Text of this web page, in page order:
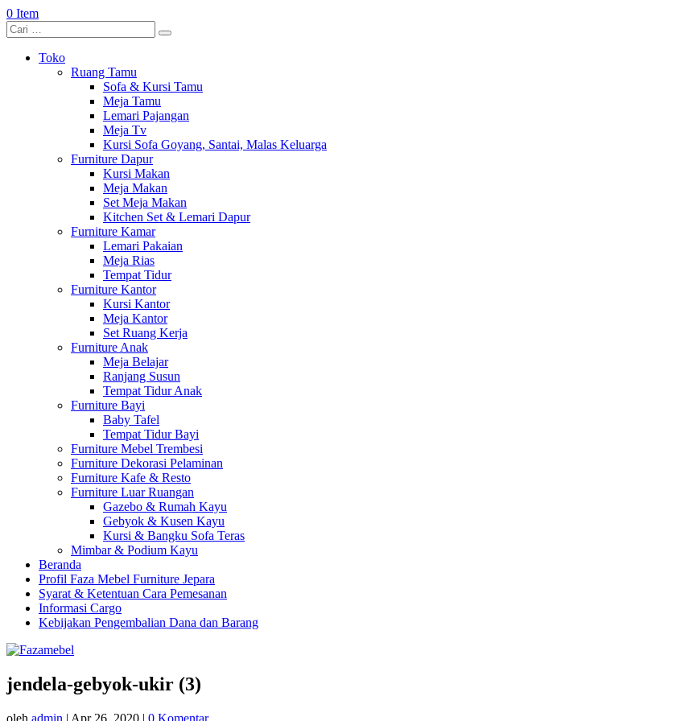
0 Item
Toko
Ruang Tamu
Sofa & Kursi Tamu
Meja Tamu
Lemari Pajangan
Meja Tv
Kursi Sofa Goyang, Santai, Malas Keluarga
Furniture Dapur
Kursi Makan
Meja Makan
Set Meja Makan
Kitchen Set & Lemari Dapur
Furniture Kamar
Lemari Pakaian
Meja Rias
Tempat Tidur
Furniture Kantor
Kursi Kantor
Meja Kantor
Set Ruang Kerja
Furniture Anak
Meja Belajar
Ranjang Susun
Tempat Tidur Anak
Furniture Bayi
Baby Tafel
Tempat Tidur Bayi
Furniture Mebel Trembesi
Furniture Dekorasi Pelaminan
Furniture Kafe & Resto
Furniture Luar Ruangan
Gazebo & Rumah Kayu
Gebyok & Kusen Kayu
Kursi & Bangku Sofa Teras
Mimbar & Podium Kayu
Beranda
Profil Faza Mebel Furniture Jepara
Syarat & Ketentuan Cara Pemesanan
Informasi Cargo
Kebijakan Pengembalian Dana dan Barang
jendela-gebyok-ukir (3)
oleh admin | Apr 26, 2020 | 0 Komentar